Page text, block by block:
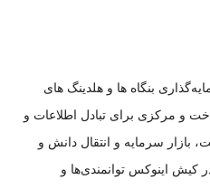
سرمایه‌گذاری بنگاه ها و هلدینگ های
و مرکزی برای تبادل اطلاعات و
بازار سرمایه و انتقال دانش و
کیش اینوکس توانمندی‌ها و